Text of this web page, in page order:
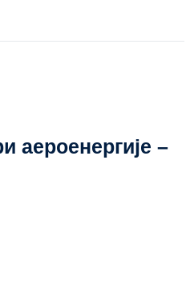
аероенергије –